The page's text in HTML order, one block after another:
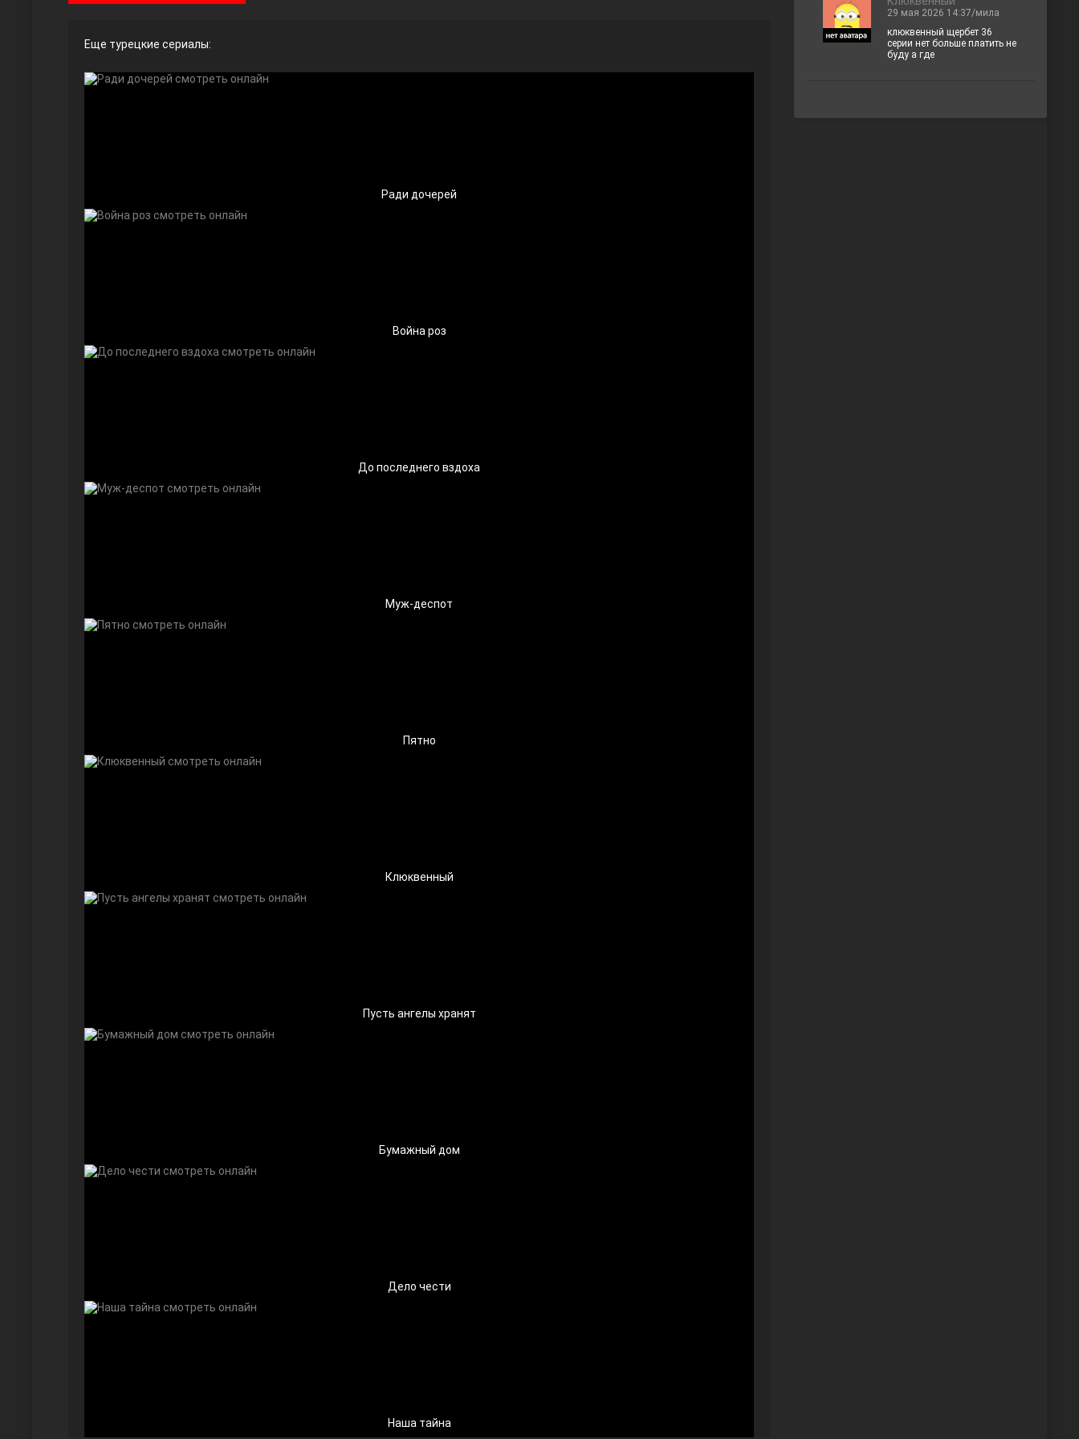
Ты назови
Девушка за стеклом
Еще турецкие сериалы:
Ради дочерей
Война роз
До последнего вздоха
Муж-деспот
Пятно
Клюквенный
Пусть ангелы хранят
Бумажный дом
Дело чести
Наша тайна
29 мая 2026 14:37/мила
клюквенный щербет 36
серии нет больше платить не
буду а где